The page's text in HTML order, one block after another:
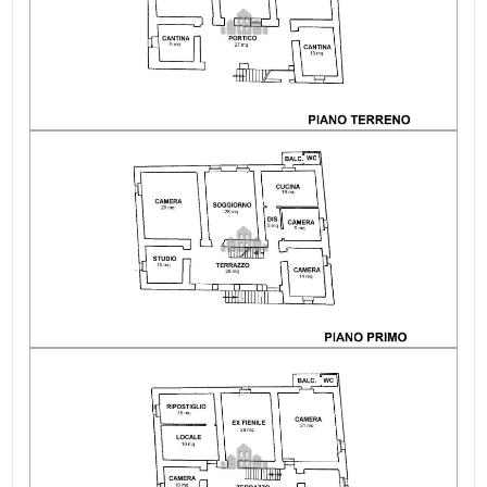
Posto auto: Scoperto
Infissi: legno/vetro singolo
Anno di costruzione: 1900
Esposizione: Quadrupla: Sud-Est
Balconi: Presente, 3 mq
Giardino: Privato, 1.200 mq
Area esterna privata: Giardino
Fognatura: Comunale
Raggiungibile in auto: Sì